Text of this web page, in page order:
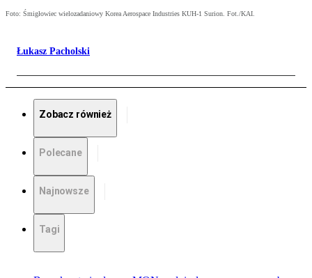
Foto: Śmigłowiec wielozadaniowy Korea Aerospace Industries KUH-1 Surion. Fot./KAI.
Łukasz Pacholski
Zobacz również
Polecane
Najnowsze
Tagi